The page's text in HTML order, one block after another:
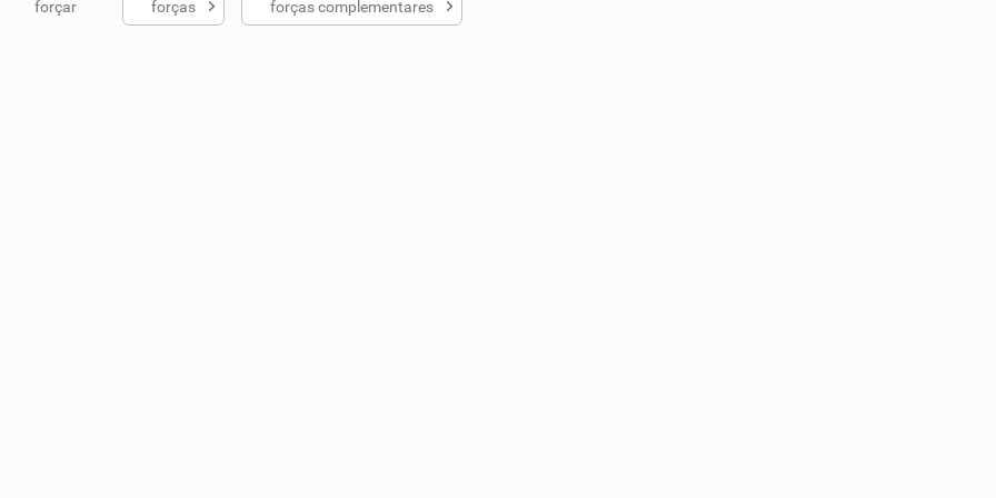
me ajudou
forçar forças forças complementares